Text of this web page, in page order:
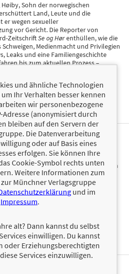
Sohn der norwegischen
Land, Leute und die
er wegen sexueller
vor Gericht. Die Reporter von
ZeitschriftSe og Hørenthüllen, wie die
Medienmacht und Privilegien
Leaks und eine Familiengeschichte
bis zum aktuellen Prozess –
True-Crime-Report und
royale Fassade Norwegens –
gesellschaftlicher Relevanz.
Autorin und Journalistin mit 25 Jahren
Magazinbranche, sowohl in
als auch in redaktionellen
letzten Jahren hat sie an
mitgewirkt.
und ähnliche Technologien
Ihr Verhalten besser kennen
wir personenbezogene
Adresse (anonymisiert durch
bleiben auf den Servern der
Die Datenverarbeitung
oder auf Basis eines
erfolgen. Sie können Ihre
Cookie-Symbol rechts unten
Weitere Informationen zum
Münchner Verlagsgruppe
und im
Impressum.
alt? Dann kannst du selbst
einwilligen. Du kannst
oder Erziehungsberechtigten
Services einzuwilligen.